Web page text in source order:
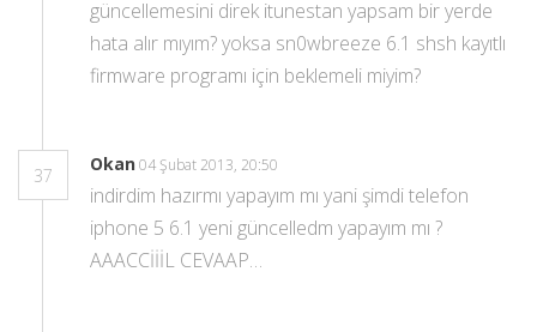
güncellemesini direk itunestan yapsam bir yerde
hata alır mıyım? yoksa sn0wbreeze 6.1 shsh kayıtlı
firmware programı için beklemeli miyim?
37
Okan04 Şubat 2013, 20:50
indirdim hazırmı yapayım mı yani şimdi telefon
iphone 5 6.1 yeni güncelledm yapayım mı ?
AAACCİİİL CEVAAP…